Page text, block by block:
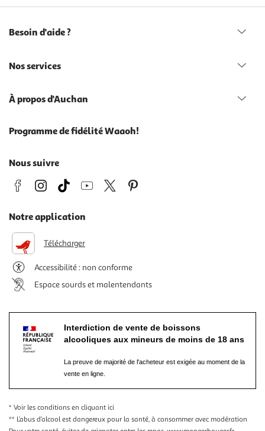
Besoin d'aide ?
Nos services
À propos d'Auchan
Programme de fidélité Waaoh!
Nous suivre
Notre application
Télécharger
Accessibilité : non conforme
Espace sourds et malentendants
Interdiction de vente de boissons
alcooliques aux mineurs de moins de 18 ans
La preuve de majorité de l'acheteur est exigée au moment de la
vente en ligne.
* Voir les conditions en cliquant ici
** L’abus d’alcool est dangereux pour la santé, à consommer avec modération